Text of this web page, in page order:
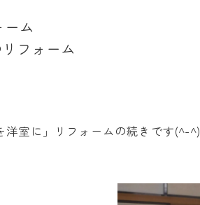
ム
フォーム
洋室に」リフォームの続きです(^-^)